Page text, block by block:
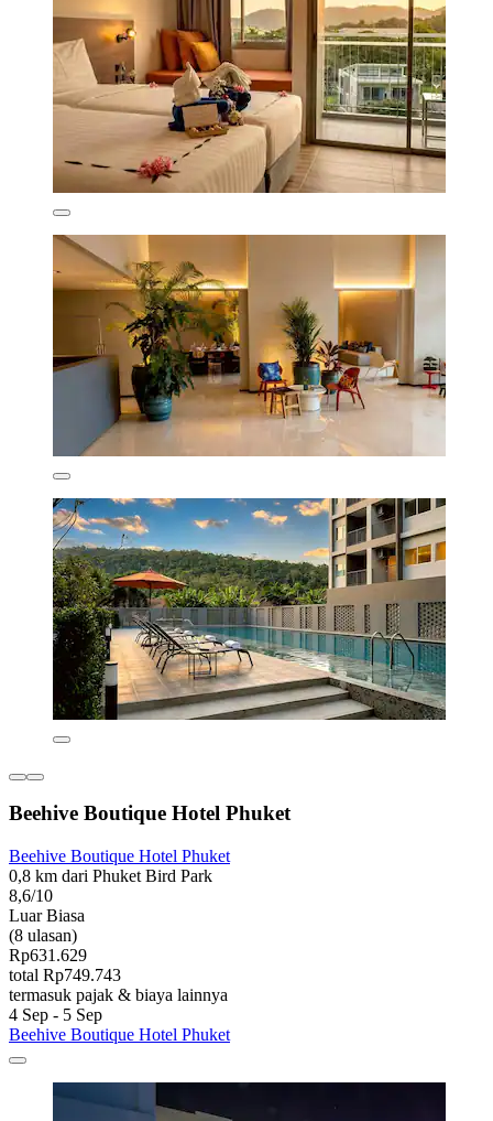
Beehive Boutique Hotel Phuket
Beehive Boutique Hotel Phuket
0,8 km dari Phuket Bird Park
8,6/10
Luar Biasa
(8 ulasan)
Rp631.629
total Rp749.743
termasuk pajak & biaya lainnya
4 Sep - 5 Sep
Beehive Boutique Hotel Phuket